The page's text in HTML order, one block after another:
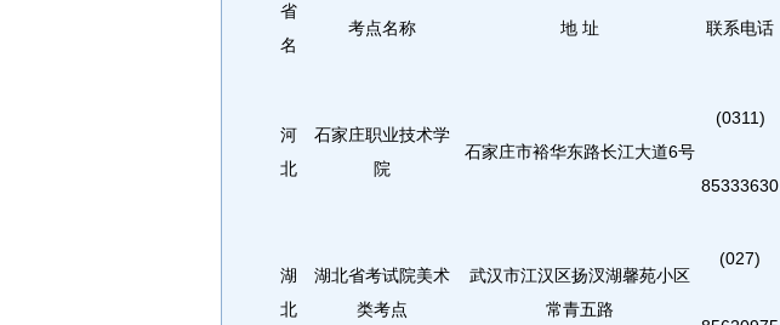
省
名
考点名称 地 址 联系电话
河
北
石家庄职业技术学
院
石家庄市裕华东路长江大道6号
(0311)
85333630
湖
北
湖北省考试院美术
类考点
武汉市江汉区扬汊湖馨苑小区
常青五路
(027)